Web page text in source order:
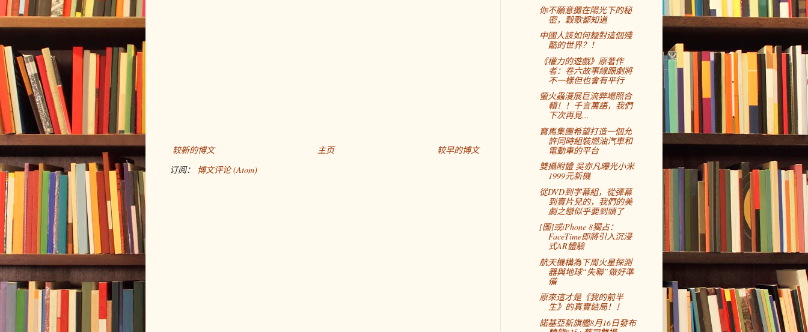
较新的博文 较早的博文
主页
订阅：
博文评论 (Atom)
你不願意攤在陽光下的秘
密，穀歌都知道
中國人該如何麵對這個殘
酷的世界？！
《權力的遊戲》原著作
者：卷六故事線跟劇將
不一樣但也會有平行
螢火蟲漫展巨流弊場照合
輯！！千言萬語，我們
下次再見...
寶馬集團希望打造一個允
許同時組裝燃油汽車和
電動車的平台
雙攝附體 吳亦凡曝光小米
1999元新機
從DVD到字幕組，從彈幕
到賣片兒的，我們的美
劇之戀似乎要到頭了
[圖]或iPhone 8獨占：
FaceTime即將引入沉浸
式AR體驗
航天機構為下周火星探測
器與地球“失聯”做好準
備
原來這才是《我的前半
生》的真實結局！！
諾基亞新旗艦8月16日發布